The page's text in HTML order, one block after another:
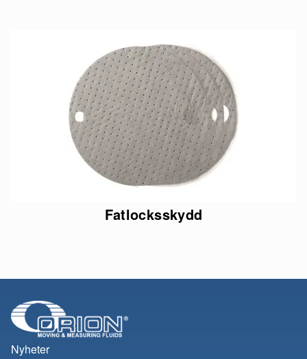
Fatlocksskydd
Nyheter